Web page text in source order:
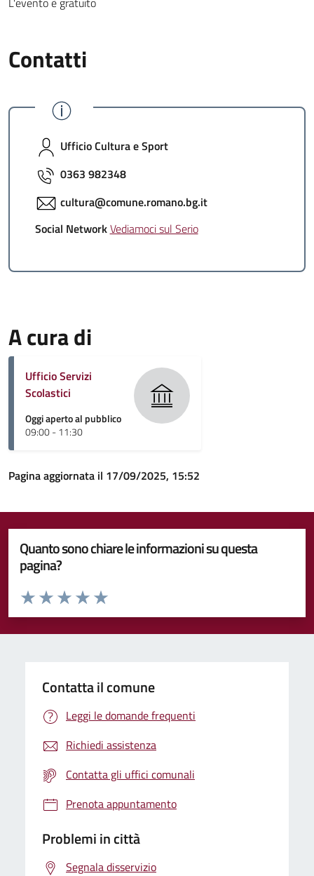
Contatti
Ufficio Cultura e Sport
0363 982348
cultura@comune.romano.bg.it
Social NetworkVediamoci sul Serio
A cura di
Ufficio Servizi
Scolastici
Oggi aperto al pubblico
09:00 - 11:30
Pagina aggiornata il 17/09/2025, 15:52
Quanto sono chiare le informazioni su questa
pagina?
Valuta da 1 a 5 stelle la pagina
Valuta 5 stelle su 5
Valuta 4 stelle su 5
Valuta 3 stelle su 5
Valuta 2 stelle su 5
Valuta 1 stelle su 5
Contatta il comune
Leggi le domande frequenti
Richiedi assistenza
Contatta gli uffici comunali
Prenota appuntamento
Problemi in città
Segnala disservizio